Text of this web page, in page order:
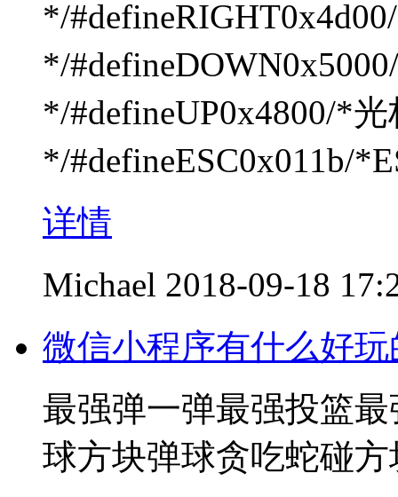
*/
*/
*/#defineUP0x4800/*
*/#defineESC0x011b/
详情
Michael 2018-09-18
微信小程序有什么好
最强弹一弹最强投篮
球方块弹球贪吃蛇碰方